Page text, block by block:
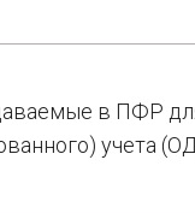
в ПФР
учета